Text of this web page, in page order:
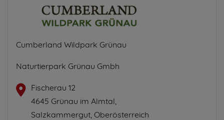
Cumberland Wildpark Grünau
Naturtierpark Grünau Gmbh
Fischerau 12
4645 Grünau im Almtal,
Salzkammergut, Oberösterreich